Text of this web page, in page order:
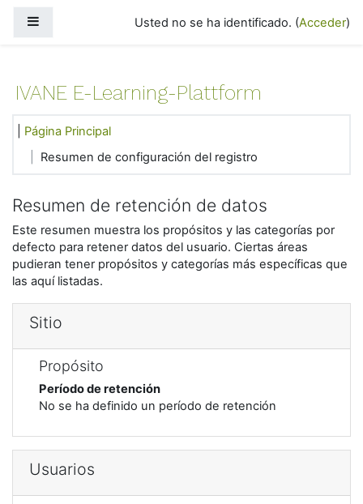
Usted no se ha identificado. (Acceder)
IVANE E-Learning-Plattform
Página Principal
Resumen de configuración del registro
Resumen de retención de datos
Este resumen muestra los propósitos y las categorías por
defecto para retener datos del usuario. Ciertas áreas
pudieran tener propósitos y categorías más específicas que
las aquí listadas.
Sitio
Propósito
Período de retención
No se ha definido un período de retención
Usuarios